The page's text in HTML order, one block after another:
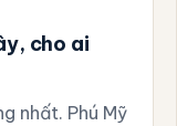
cho ai
nhất. Phú Mỹ